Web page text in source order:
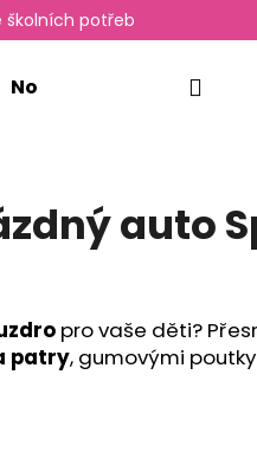
školních potřeb
Novinky Oxylady
auto
pro vaše děti?
patry, gumovými